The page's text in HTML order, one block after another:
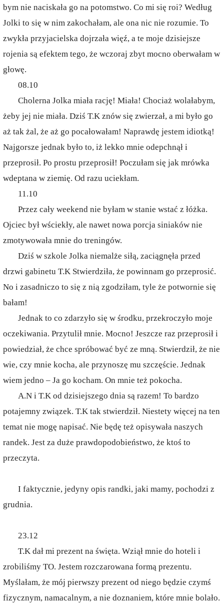
bym nie naciskała go na potomstwo. Co mi się roi? Według
Jolki to się w nim zakochałam, ale ona nic nie rozumie. To
zwykła przyjacielska dojrzała więź, a te moje dzisiejsze
rojenia są efektem tego, że wczoraj zbyt mocno oberwałam w
głowę.
08.10
Cholerna Jolka miała rację! Miała! Chociaż wolałabym,
żeby jej nie miała. Dziś T.K znów się zwierzał, a mi było go
aż tak żal, że aż go pocałowałam! Naprawdę jestem idiotką!
Najgorsze jednak było to, iż lekko mnie odepchnął i
przeprosił. Po prostu przeprosił! Poczułam się jak mrówka
wdeptana w ziemię. Od razu uciekłam.
11.10
Przez cały weekend nie byłam w stanie wstać z łóżka.
Ojciec był wściekły, ale nawet nowa porcja siniaków nie
zmotywowała mnie do treningów.
Dziś w szkole Jolka niemalże siłą, zaciągnęła przed
drzwi gabinetu T.K Stwierdziła, że powinnam go przeprosić.
No i zasadniczo to się z nią zgodziłam, tyle że potwornie się
bałam!
Jednak to co zdarzyło się w środku, przekroczyło moje
oczekiwania. Przytulił mnie. Mocno! Jeszcze raz przeprosił i
powiedział, że chce spróbować być ze mną. Stwierdził, że nie
wie, czy mnie kocha, ale przynoszę mu szczęście. Jednak
wiem jedno – Ja go kocham. On mnie też pokocha.
A.N i T.K od dzisiejszego dnia są razem! To bardzo
potajemny związek. T.K tak stwierdził. Niestety więcej na ten
temat nie mogę napisać. Nie będę też opisywała naszych
randek. Jest za duże prawdopodobieństwo, że ktoś to
przeczyta.
I faktycznie, jedyny opis randki, jaki mamy, pochodzi z
grudnia.
23.12
T.K dał mi prezent na święta. Wziął mnie do hoteli i
zrobiliśmy TO. Jestem rozczarowana formą prezentu.
Myślałam, że mój pierwszy prezent od niego będzie czymś
fizycznym, namacalnym, a nie doznaniem, które mnie bolało.